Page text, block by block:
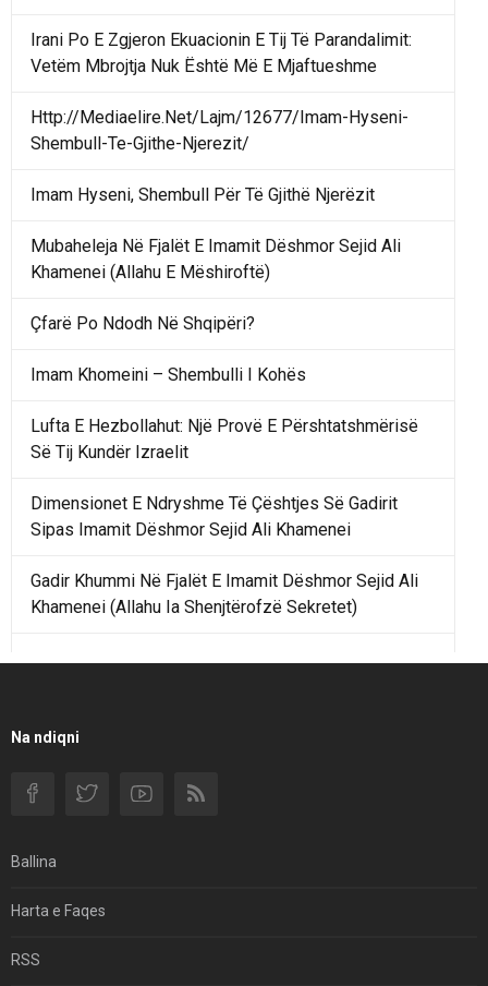
Irani Po E Zgjeron Ekuacionin E Tij Të Parandalimit:
Vetëm Mbrojtja Nuk Është Më E Mjaftueshme
Http://Mediaelire.Net/Lajm/12677/Imam-Hyseni-
Shembull-Te-Gjithe-Njerezit/
Imam Hyseni, Shembull Për Të Gjithë Njerëzit
Mubaheleja Në Fjalët E Imamit Dëshmor Sejid Ali
Khamenei (Allahu E Mëshiroftë)
Çfarë Po Ndodh Në Shqipëri?
Imam Khomeini – Shembulli I Kohës
Lufta E Hezbollahut: Një Provë E Përshtatshmërisë
Së Tij Kundër Izraelit
Dimensionet E Ndryshme Të Çështjes Së Gadirit
Sipas Imamit Dëshmor Sejid Ali Khamenei
Gadir Khummi Në Fjalët E Imamit Dëshmor Sejid Ali
Khamenei (Allahu Ia Shenjtërofzë Sekretet)
Filmi I Shkurtër Iranian “Pasta Alfredo” Ka Udhëtuar
Na ndiqni
Ballina
Harta e Faqes
RSS